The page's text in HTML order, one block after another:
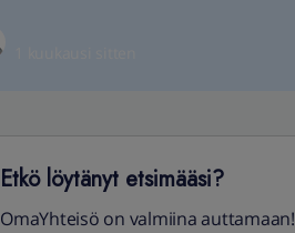
Etkö löytänyt etsimääsi?
OmaYhteisö on valmiina auttamaan!